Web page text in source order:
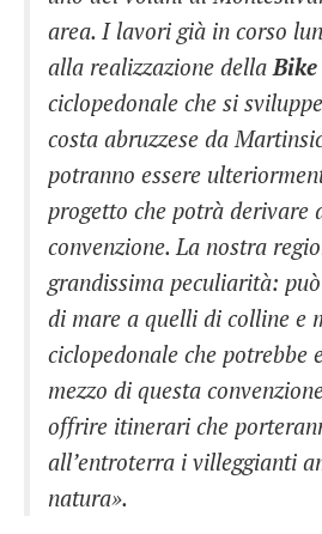
area. I lavori già in corso
alla realizzazione della
ciclopedonale che si
costa abruzzese da
potranno essere
progetto che potrà derivare
convenzione. La nostra
grandissima peculiarità:
di mare a quelli di colline e
ciclopedonale che potrebbe
mezzo di questa
offrire itinerari che
all’entroterra i villeggianti
natura».